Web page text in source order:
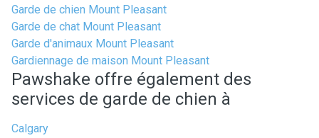
Garde de chien Mount Pleasant
Garde de chat Mount Pleasant
Garde d'animaux Mount Pleasant
Gardiennage de maison Mount Pleasant
Pawshake offre également des
services de garde de chien à
Calgary